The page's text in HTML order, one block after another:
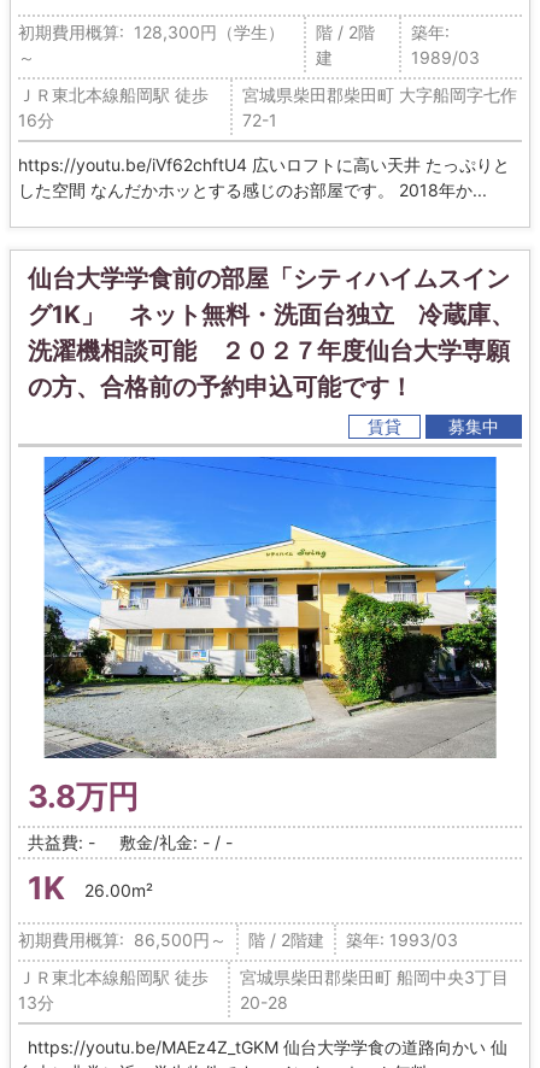
初期費用概算: 128,300円（学生）
～
階 / 2階
建
築年:
1989/03
ＪＲ東北本線船岡駅 徒歩
16分
宮城県柴田郡柴田町 大字船岡字七作
72-1
https://youtu.be/iVf62chftU4 広いロフトに高い天井 たっぷりと
した空間 なんだかホッとする感じのお部屋です。 2018年か...
仙台大学学食前の部屋「シティハイムスイン
グ1K」 ネット無料・洗面台独立 冷蔵庫、
洗濯機相談可能 ２０２７年度仙台大学専願
の方、合格前の予約申込可能です！
賃貸 募集中
3.8万円
共益費: - 敷金/礼金: - / -
1K 26.00m²
初期費用概算: 86,500円～ 階 / 2階建
築年: 1993/03
ＪＲ東北本線船岡駅 徒歩
13分
宮城県柴田郡柴田町 船岡中央3丁目
20-28
https://youtu.be/MAEz4Z_tGKM 仙台大学学食の道路向かい 仙